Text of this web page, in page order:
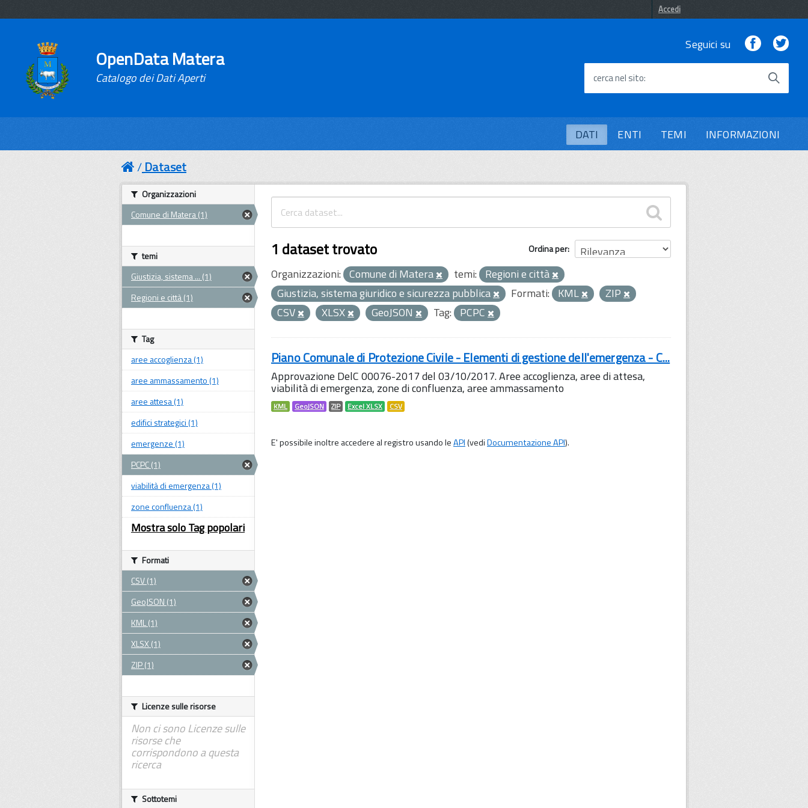
Accedi
OpenData Matera
Catalogo dei Dati Aperti
Seguici su Facebook
cerca nel sito
DATI ENTI TEMI INFORMAZIONI
Dataset
Ordina per
1 dataset trovato
Organizzazioni: Comune di Matera temi: Regioni e città
Giustizia, sistema giuridico e sicurezza pubblica
Formati: KML
ZIP
CSV
XLSX GeoJSON Tag: PCPC
Piano Comunale di Protezione Civile - Elementi di gestione dell'emergenza - C...
Approvazione DelC 00076-2017 del 03/10/2017. Aree accoglienza, aree di attesa,
viabilità di emergenza, zone di confluenza, aree ammassamento
KML GeoJSON ZIP Excel XLSX CSV
E' possibile inoltre accedere al registro usando leAPI(vediDocumentazione API).
Organizzazioni
Comune di Matera (1)
temi
Giustizia, sistema ... (1)
Regioni e città (1)
Tag
aree accoglienza (1)
aree ammassamento (1)
aree attesa (1)
edifici strategici (1)
emergenze (1)
PCPC (1)
viabilità di emergenza (1)
zone confluenza (1)
Mostra solo Tag popolari
Formati
CSV (1)
GeoJSON (1)
KML (1)
XLSX (1)
ZIP (1)
Licenze sulle risorse
Non ci sono Licenze sulle
risorse che
corrispondono a questa
ricerca
Sottotemi